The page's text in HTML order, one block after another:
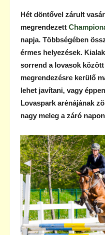
Hét döntővel zárult
megrendezett
napja. Többségében
érmes helyezések.
sorrend a lovasok
megrendezésre kerülő
lehet javítani, vagy
Lovaspark arénájának
nagy meleg a záró